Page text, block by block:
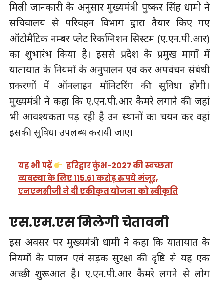
मिली जानकारी के अनुसार मुख्यमंत्री पुष्कर सिंह धामी ने
सचिवालय से परिवहन विभाग द्वारा तैयार किए गए
ऑटोमैटिक नम्बर प्लेट रिकग्निशन सिस्टम (ए.एन.पी.आर)
का शुभारंभ किया है। इससे प्रदेश के प्रमुख मार्गों में
यातायात के नियमों के अनुपालन एवं कर अपवंचन संबंधी
प्रकरणों में ऑनलाइन मॉनिटरिंग की सुविधा होगी।
मुख्यमंत्री ने कहा कि ए.एन.पी.आर कैमरे लगाने की जहां
भी आवश्यकता पड़ रही है उन स्थानों का चयन कर वहां
इसकी सुविधा उपलब्ध करायी जाए।
यह भी पढ़ें
हरिद्वार कुंभ-2027 की स्वच्छता
व्यवस्था के लिए 115.61 करोड़ रुपये मंजूर,
एनएमसीजी ने दी एकीकृत योजना को स्वीकृति
एस.एम.एस मिलेगी चेतावनी
इस अवसर पर मुख्यमंत्री धामी ने कहा कि यातायात के
नियमों के पालन एवं सड़क सुरक्षा की दृष्टि से यह एक
अच्छी शुरूआत है। ए.एन.पी.आर कैमरे लगने से लोग